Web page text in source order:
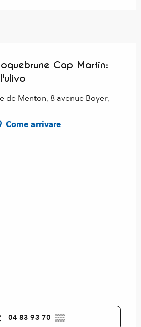
Cap Martin:
de Menton, 8 avenue Boyer,
Come arrivare
04 83 93 70 ▒▒